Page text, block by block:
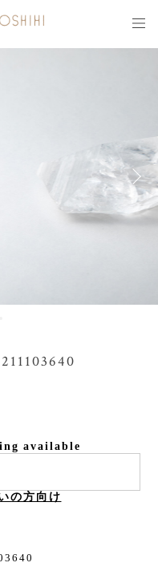
available
の方向け